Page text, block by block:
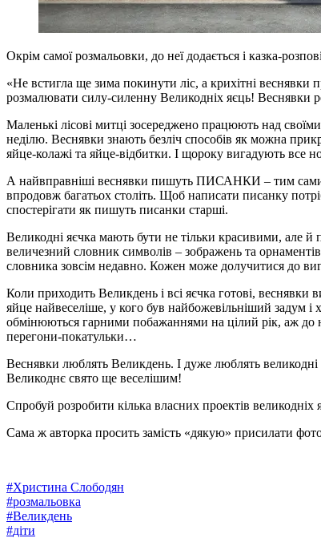
Окрім самої розмальовки, до неї додається і казка-
«Не встигла ще зима покинути ліс, а крихітні
розмалювати силу-силенну Великодніх яєць! Веснявки
Маленькі лісові митці зосереджено працюють над
неділю. Веснявки знають безліч способів як можна
яйце-колажі та яйце-відбитки. І щороку вигадують все
А найвправніші веснявки пишуть ПИСАНКИ – тим самим
впродовж багатьох століть. Щоб написати писанку
спостерігати як пишуть писанки старші.
Великодні яєчка мають бути не тільки красивими, але
величезний словник символів – зображень та
словника зовсім недавно. Кожен може долучитися до
Коли приходить Великдень і всі яєчка готові,
яйце найвеселіше, у кого був найбожевільніший задум
обмінюються гарними побажаннями на цілий рік, аж до
перегони-покатульки…
Веснявки люблять Великдень. І дуже люблять великодні
Великоднє свято ще веселішим!
Спробуй розробити кілька власних проектів
Сама ж авторка просить замість «дякую» присилати
#Христина Слободян
#розмальовка
#Великдень
#діти